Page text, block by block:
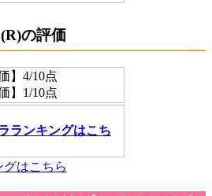
の評価
】 4/10点
】 1/10点
ランキングはこち
はこちら